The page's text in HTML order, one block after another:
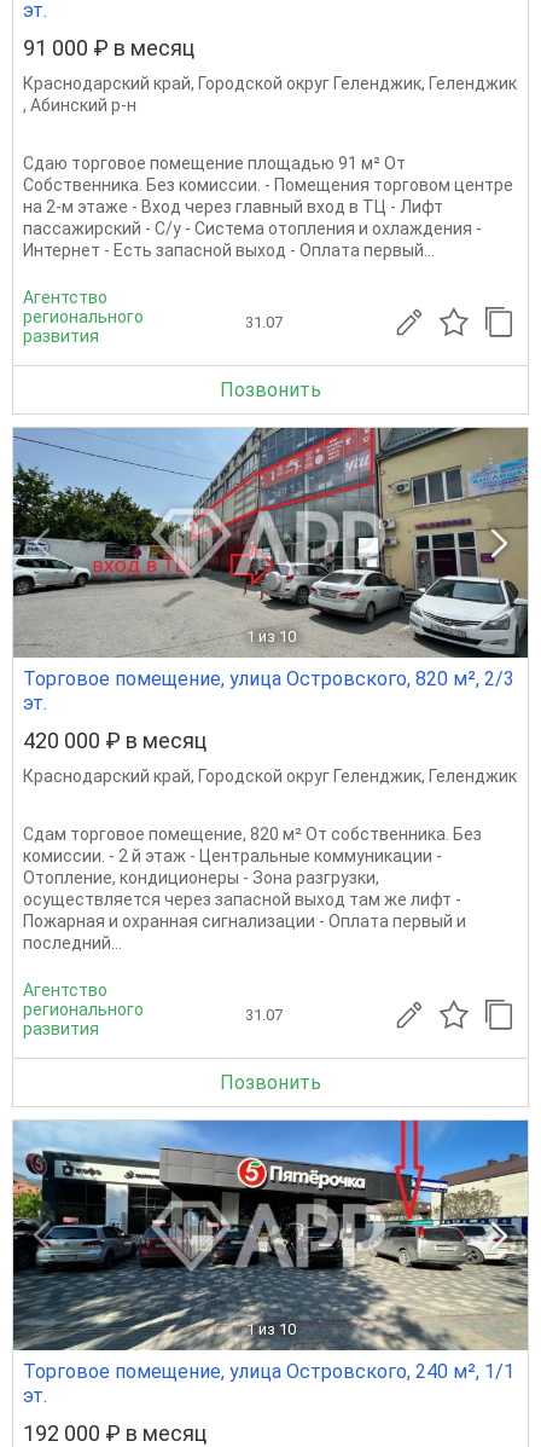
эт.
91 000 ₽ в месяц
Краснодарский край, Городской округ Геленджик, Геленджик
, Абинский р-н
Сдаю торговое помещение площадью 91 м² От
Собственника. Без комиссии. - Помещения торговом центре
на 2-м этаже - Вход через главный вход в ТЦ - Лифт
пассажирский - С/у - Система отопления и охлаждения -
Интернет - Есть запасной выход - Оплата первый...
Агентство
регионального
развития
31.07
Позвонить
1 из 10
Торговое помещение, улица Островского, 820 м², 2/3
эт.
420 000 ₽ в месяц
Краснодарский край, Городской округ Геленджик, Геленджик
Сдам торговое помещение, 820 м² От собственника. Без
комиссии. - 2 й этаж - Центральные коммуникации -
Отопление, кондиционеры - Зона разгрузки,
осуществляется через запасной выход там же лифт -
Пожарная и охранная сигнализации - Оплата первый и
последний...
Агентство
регионального
развития
31.07
Позвонить
1 из 10
Торговое помещение, улица Островского, 240 м², 1/1
эт.
192 000 ₽ в месяц